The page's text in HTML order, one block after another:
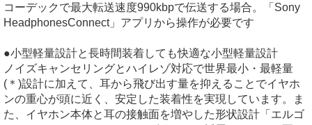
コーデックで最大転送速度990kbpで伝送する場合。「Sony
HeadphonesConnect」アプリから操作が必要です
●小型軽量設計と長時間装着しても快適な小型軽量設計
ノイズキャンセリングとハイレゾ対応で世界最小・最軽量
(＊)設計に加えて、耳から飛び出す量を抑えることでイヤホ
ンの重心が頭に近く、安定した装着性を実現しています。ま
た、イヤホン本体と耳の接触面を増やした形状設計「エルゴ